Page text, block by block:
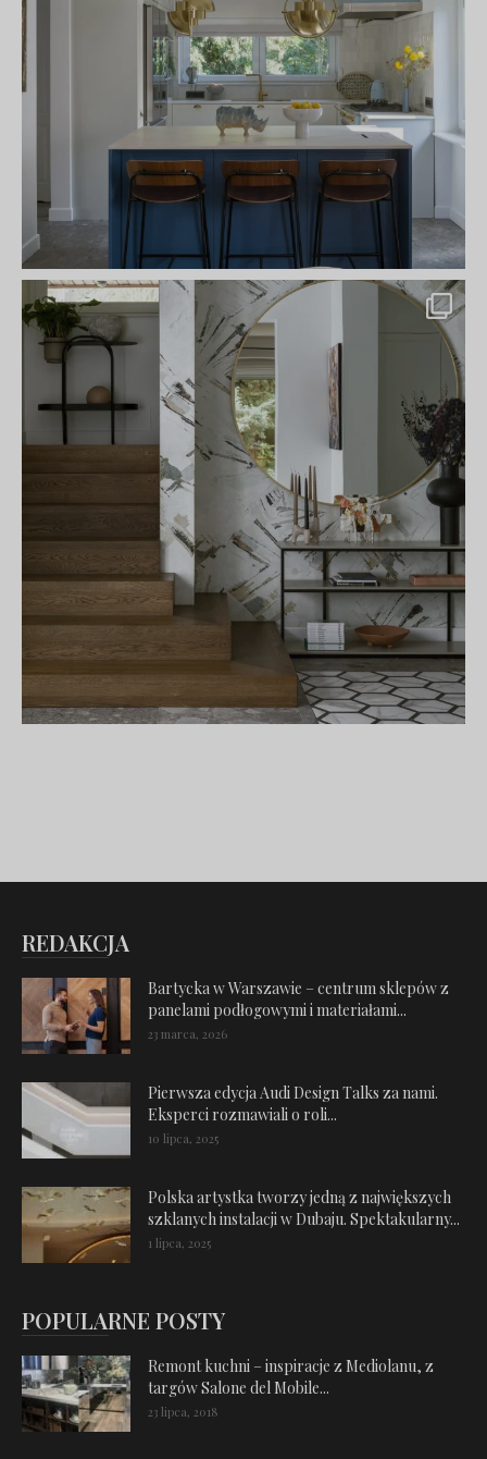
REDAKCJA
Bartycka w Warszawie – centrum sklepów z
panelami podłogowymi i materiałami...
23 marca, 2026
Pierwsza edycja Audi Design Talks za nami.
Eksperci rozmawiali o roli...
10 lipca, 2025
Polska artystka tworzy jedną z największych
szklanych instalacji w Dubaju. Spektakularny...
1 lipca, 2025
POPULARNE POSTY
Remont kuchni – inspiracje z Mediolanu, z
targów Salone del Mobile...
23 lipca, 2018